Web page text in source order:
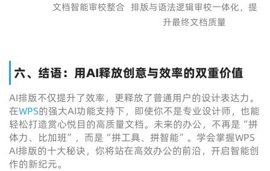
文档智能审校整合 排版与语法逻辑审校一体化，提
升最终文档质量
六、结语：用AI释放创意与效率的双重价值
AI排版不仅提升了效率，更释放了普通用户的设计表达力。
在WPS的强大AI功能支持下，即使你不是专业设计师，也能
轻松打造赏心悦目的高质量文档。未来的办公，不再是“拼
体力、比加班”，而是“拼工具、拼智能”。学会掌握WPS
AI排版的十大秘诀，你将站在高效办公的前沿，开启智能创
作的新纪元。